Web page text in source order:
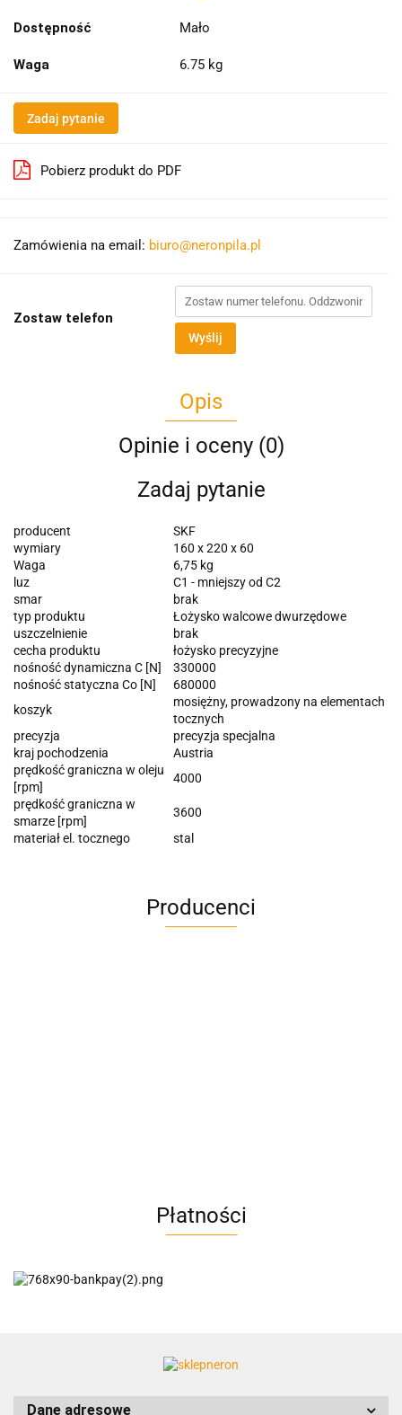
Dostępność Mało
Waga 6.75 kg
Zadaj pytanie
Pobierz produkt do PDF
Zamówienia na email: biuro@neronpila.pl
Zostaw telefon
Wyślij
Opis
Opinie i oceny (0)
Zadaj pytanie
producent
SKF
wymiary
160 x 220 x 60
Waga
6,75 kg
luz
C1 - mniejszy od C2
smar
brak
typ produktu
Łożysko walcowe dwurzędowe
uszczelnienie
brak
cecha produktu
łożysko precyzyjne
nośność dynamiczna C [N]
330000
nośność statyczna Co [N]
680000
koszyk
mosiężny, prowadzony na elementach
tocznych
precyzja
precyzja specjalna
kraj pochodzenia
Austria
prędkość graniczna w oleju
[rpm]
4000
prędkość graniczna w
smarze [rpm]
3600
materiał el. tocznego
stal
Producenci
AC EasyLine
Płatności
Dane adresowe